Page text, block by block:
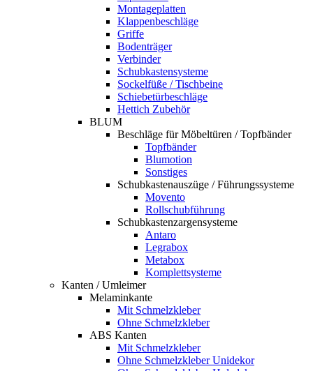
Montageplatten
Klappenbeschläge
Griffe
Bodenträger
Verbinder
Schubkastensysteme
Sockelfüße / Tischbeine
Schiebetürbeschläge
Hettich Zubehör
BLUM
Beschläge für Möbeltüren / Topfbänder
Topfbänder
Blumotion
Sonstiges
Schubkastenauszüge / Führungssysteme
Movento
Rollschubführung
Schubkastenzargensysteme
Antaro
Legrabox
Metabox
Komplettsysteme
Kanten / Umleimer
Melaminkante
Mit Schmelzkleber
Ohne Schmelzkleber
ABS Kanten
Mit Schmelzkleber
Ohne Schmelzkleber Unidekor